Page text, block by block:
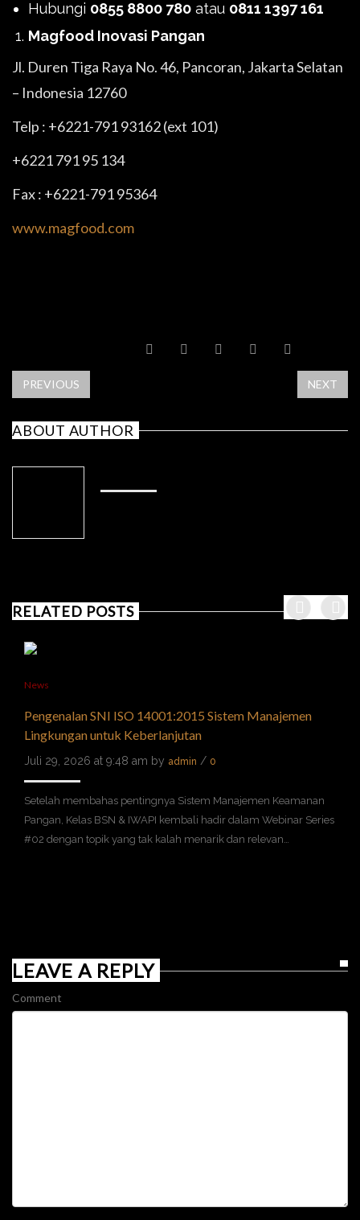
Hubungi 0855 8800 780 atau 0811 1397 161
Magfood Inovasi Pangan
Jl. Duren Tiga Raya No. 46, Pancoran, Jakarta Selatan
– Indonesia 12760
Telp : +6221-791 93162 (ext 101)
+6221 791 95 134
Fax : +6221-791 95364
www.magfood.com
PREVIOUS NEXT
ABOUT AUTHOR
RELATED POSTS
News
Pengenalan SNI ISO 14001:2015 Sistem Manajemen
Lingkungan untuk Keberlanjutan
Juli 29, 2026 at 9:48 am by admin / 0
Setelah membahas pentingnya Sistem Manajemen Keamanan
Pangan, Kelas BSN & IWAPI kembali hadir dalam Webinar Series
#02 dengan topik yang tak kalah menarik dan relevan…
LEAVE A REPLY
Comment